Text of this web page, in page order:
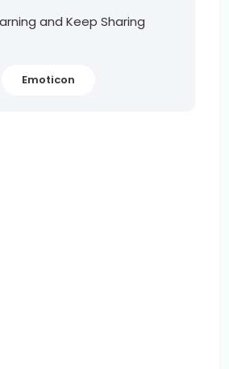
and Keep Sharing
Emoticon